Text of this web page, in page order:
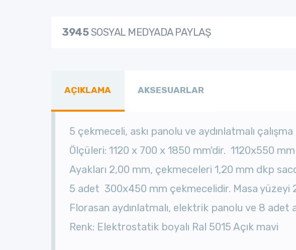
3945SOSYAL MEDYADA PAYLAŞ
AÇIKLAMA AKSESUARLAR
5 çekmeceli, askı panolu ve aydınlatmalı çalışma
Ölçüleri: 1120 x 700 x 1850 mm'dir. 1120x550
Ayakları 2,00 mm, çekmeceleri 1,20 mm dkp
5 adet 300x450 mm çekmecelidir. Masa yüzeyi
Florasan aydınlatmalı, elektrik panolu ve 8 adet
Renk: Elektrostatik boyalı Ral 5015 Açık mavi